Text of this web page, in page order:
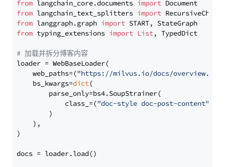
from langchain_core.documents import
from langchain_text_splitters import
from langgraph.graph import
from typing_extensions import List, TypedDict
# 加载并拆分博客内容
loader = WebBaseLoader(
    web_paths=(
"https://milvus.io/docs/overview.md"
    bs_kwargs=
dict(
        parse_only=bs4.SoupStrainer(
            class_=(
"doc-style doc-post-content"
        )
    ),
)
docs = loader.load()